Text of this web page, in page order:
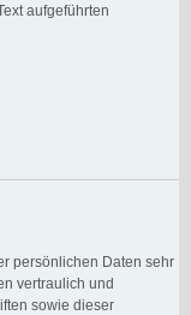
aufgeführten
persönlichen Daten sehr
vertraulich und
sowie dieser